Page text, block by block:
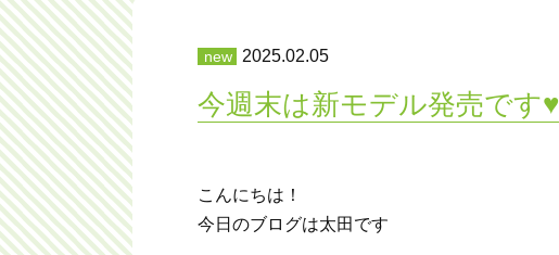
2025.02.05
今週末は新モデル発売です♥
こんにちは！
今日のブログは太田です